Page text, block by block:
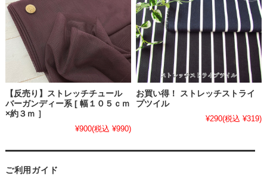
【反売り】ストレッチチュール
バーガンディー系 [ 幅１０５ｃｍ
×約３ｍ ］
¥900(税込 ¥990)
お買い得！ ストレッチストライ
プツイル
¥290(税込 ¥319)
ご利用ガイド